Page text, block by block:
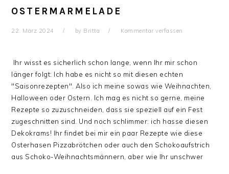
OSTERMARMELADE
22. März 2024 by Britta Kommentar verfassen
Ihr wisst es sicherlich schon lange, wenn Ihr mir schon
länger folgt: Ich habe es nicht so mit diesen echten
"Saisonrezepten". Also ich meine sowas wie Weihnachten,
Halloween oder Ostern. Ich mag es nicht so gerne, meine
Rezepte so zuzuschneiden, dass sie speziell auf ein Fest
zugeschnitten sind. Und noch schlimmer: ich hasse diesen
Dekokrams! Ihr findet bei mir ein paar Rezepte wie diese
Osterhasen Pizzabrötchen oder auch den Schokoaufstrich
aus Schoko-Weihnachtsmännern, aber wie Ihr unschwer